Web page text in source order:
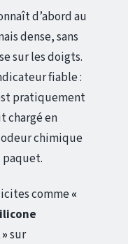
d’abord au
dense, sans
sur les doigts.
fiable :
pratiquement
chargé en
chimique
paquet.
comme«
sur